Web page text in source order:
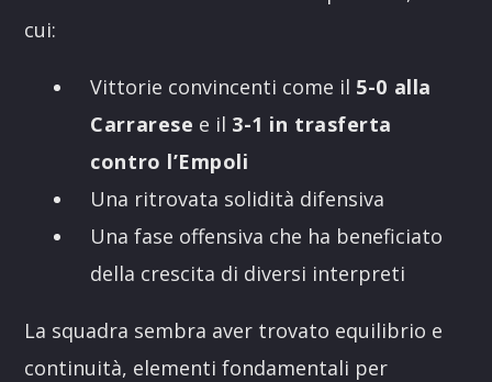
cui:
Vittorie convincenti come il 5-0 alla
Carrarese e il 3-1 in trasferta
contro l’Empoli
Una ritrovata solidità difensiva
Una fase offensiva che ha beneficiato
della crescita di diversi interpreti
La squadra sembra aver trovato equilibrio e
continuità, elementi fondamentali per